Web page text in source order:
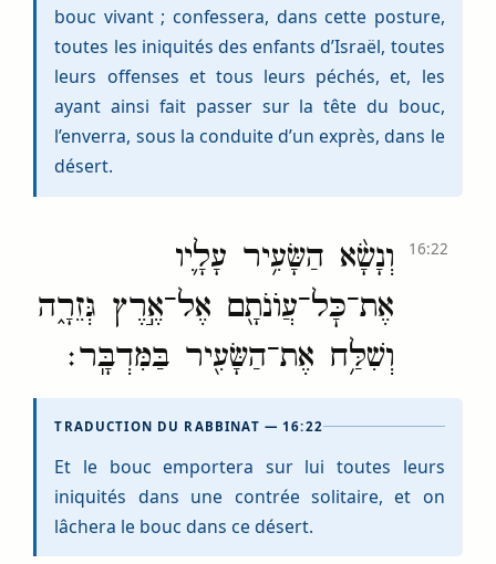
bouc vivant ; confessera, dans cette posture,
toutes les iniquités des enfants d’Israël, toutes
leurs offenses et tous leurs péchés, et, les
ayant ainsi fait passer sur la tête du bouc,
l’enverra, sous la conduite d’un exprès, dans le
désert.
וְנָשָׂ֨א הַשָּׂעִ֥יר עָלָ֛יו
אֶת־כׇּל־עֲוֺנֹתָ֖ם אֶל־אֶ֣רֶץ גְּזֵרָ֑ה
וְשִׁלַּ֥ח אֶת־הַשָּׂעִ֖יר בַּמִּדְבָּֽר׃
16:22
TRADUCTION DU RABBINAT — 16:22
Et le bouc emportera sur lui toutes leurs
iniquités dans une contrée solitaire, et on
lâchera le bouc dans ce désert.